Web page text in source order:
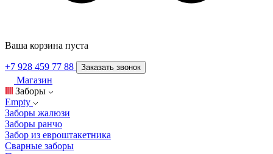
Ваша корзина пуста
+7 928 459 77 88 Заказать звонок
Магазин
Заборы
Empty
Заборы жалюзи
Заборы ранчо
Забор из евроштакетника
Сварные заборы